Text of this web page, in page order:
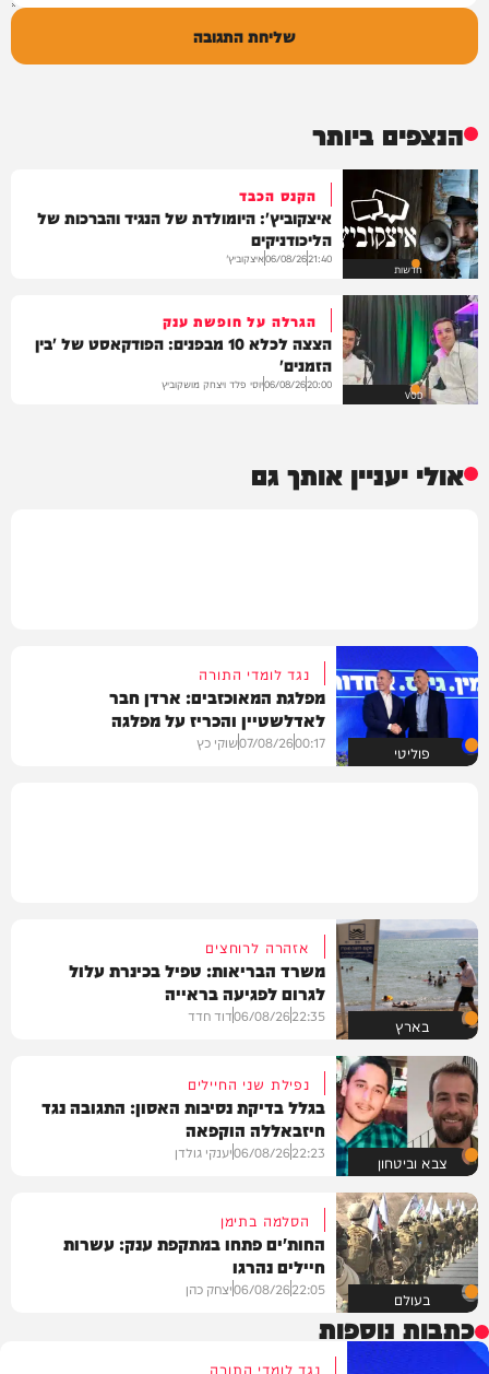
שליחת התגובה
הנצפים ביותר
חדשות
הקנס הכבד
איצקוביץ': היומולדת של הנגיד והברכות של
הליכודניקים
21:40
06/08/26איצקוביץ'
VOD
הגרלה על חופשת ענק
הצצה לכלא 10 מבפנים: הפודקאסט של 'בין
הזמנים'
20:00
06/08/26יוסי פלד ויצחק מושקוביץ
אולי יעניין אותך גם
פוליטי
נגד לומדי התורה
מפלגת המאוכזבים: ארדן חבר
לאדלשטיין והכריז על מפלגה
00:17
07/08/26שוקי כץ
בארץ
אזהרה לרוחצים
משרד הבריאות: טפיל בכינרת עלול
לגרום לפגיעה בראייה
22:35
06/08/26דוד חדד
צבא וביטחון
נפילת שני החיילים
בגלל בדיקת נסיבות האסון: התגובה נגד
חיזבאללה הוקפאה
22:23
06/08/26יענקי גולדן
בעולם
הסלמה בתימן
החות'ים פתחו במתקפת ענק: עשרות
חיילים נהרגו
22:05
06/08/26יצחק כהן
כתבות נוספות
נגד לומדי התורה